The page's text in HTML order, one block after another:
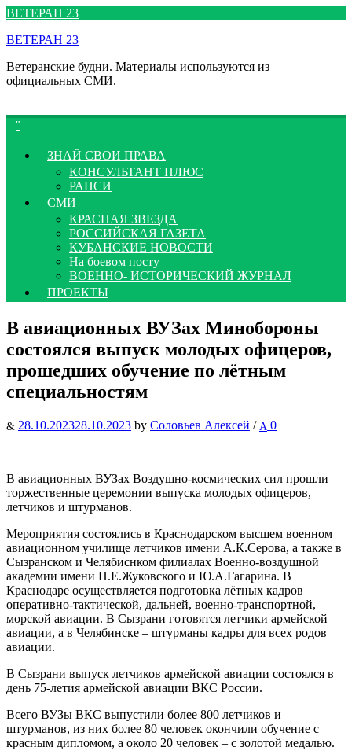
Перейти
содержимому
ВЕТЕРАН 23
ВЕТЕРАН 23
Ветеранские будни. Материалы используются из
официальных СМИ.
ЗНАЙ СВОИ ПРАВА
КОНСУЛЬТАНТ ПЛЮС
РАПСИ
СМИ
КРАСНАЯ ЗВЕЗДА
РОССИЙСКАЯ ГАЗЕТА
КУБАНСКИЕ НОВОСТИ
На боевом посту
ВОЕННО- ИСТОРИЧЕСКИЙ ЖУРНАЛ
ПРОЕКТЫ
В авиационных ВУЗах Минобороны
состоялся выпуск молодых офицеров,
прошедших обучение по лётным
специальностям
28.10.202328.10.2023 by Соловьев Алексей / 0
В авиационных ВУЗах Воздушно-космических сил прошли
торжественные церемонии выпуска молодых офицеров,
летчиков и штурманов.
Мероприятия состоялись в Краснодарском высшем военном
авиационном училище летчиков имени А.К.Серова, а также в
Сызранском и Челябиснком филиалах Военно-воздушной
академии имени Н.Е.Жуковского и Ю.А.Гагарина. В
Краснодаре осуществляется подготовка лётных кадров
оперативно-тактической, дальней, военно-транспортной,
морской авиации. В Сызрани готовятся летчики армейской
авиации, а в Челябинске – штурманы кадры для всех родов
авиации.
В Сызрани выпуск летчиков армейской авиации состоялся в
день 75-летия армейской авиации ВКС России.
Всего ВУЗы ВКС выпустили более 800 летчиков и
штурманов, из них более 80 человек окончили обучение с
красным дипломом, а около 20 человек – с золотой медалью.